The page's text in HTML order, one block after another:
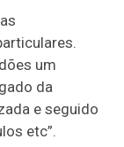
um
da
e seguido
etc”.